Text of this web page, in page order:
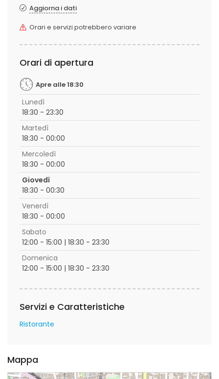
Aggiorna i dati
Orari e servizi potrebbero variare
Orari di apertura
Apre alle 18:30
Lunedì
18:30 - 23:30
Martedì
18:30 - 00:00
Mercoledì
18:30 - 00:00
Giovedì
18:30 - 00:30
Venerdì
18:30 - 00:00
Sabato
12:00 - 15:00 | 18:30 - 23:30
Domenica
12:00 - 15:00 | 18:30 - 23:30
Servizi e Caratteristiche
Ristorante
Mappa